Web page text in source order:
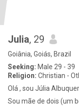
Julia, 29
Goiânia, Goiás, Brazil
Seeking: Male 29 - 39
Religion: Christian -
Olá , sou Júlia
Sou mãe de dois (um